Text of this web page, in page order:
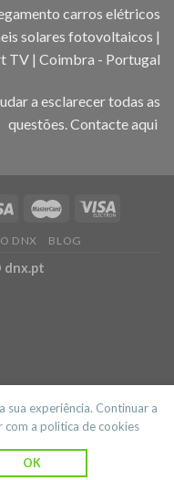
carros elétricos
solares fotovoltaicos |
TV | Coimbra - Portugal
a esclarecer todas as
questões. Contacte aqui
DNX BLOG
dnx.pt
sua experiência. Continuar a
com a politica de cookies